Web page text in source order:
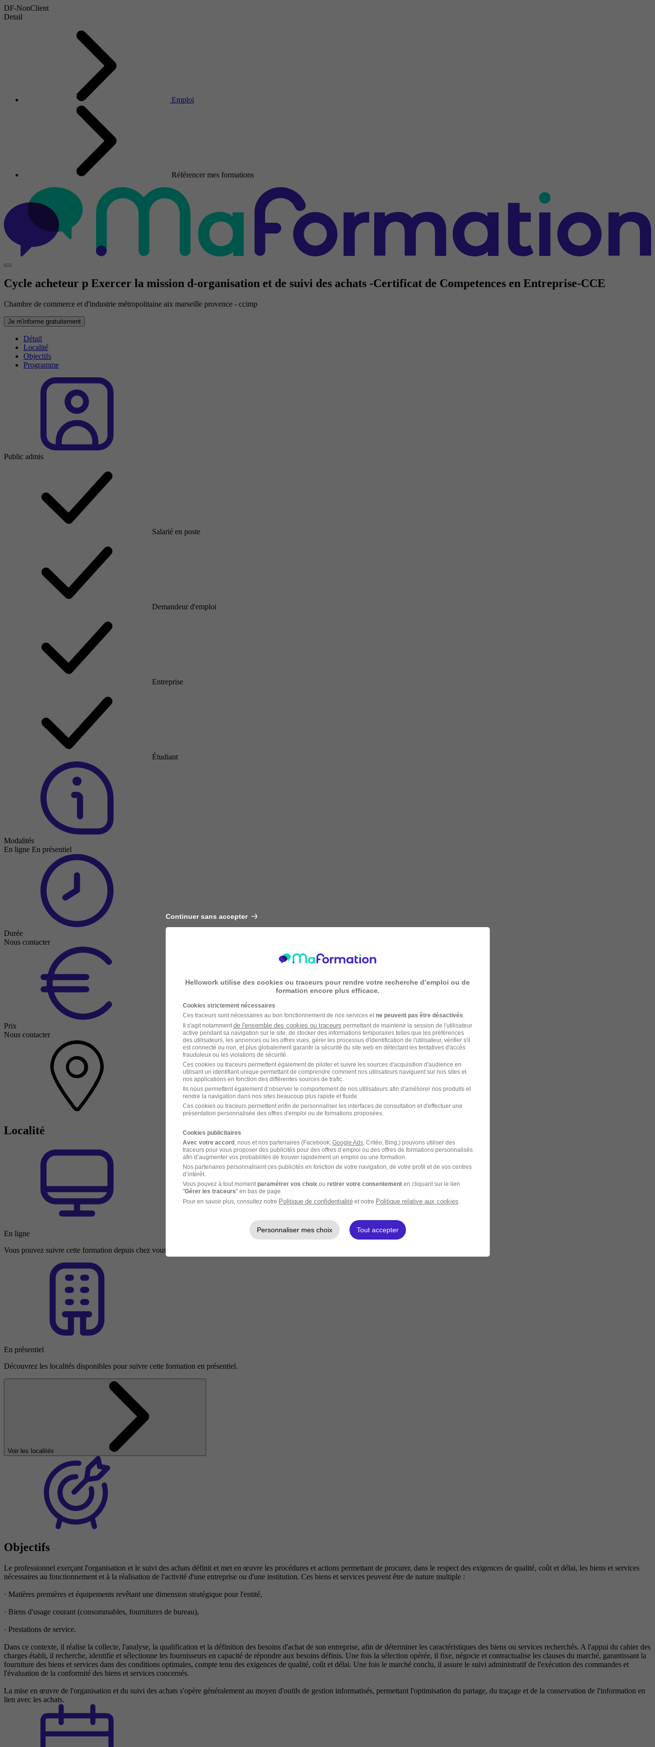
DF-NonClient
Detail
Emploi
Référencer mes formations
Cycle acheteur p Exercer la mission d-organisation et de suivi des achats -Certificat de Competences en Entreprise-CCE
Chambre de commerce et d'industrie métropolitaine aix marseille provence - ccimp
Je m'informe gratuitement
Détail
Localité
Objectifs
Programme
Public admis
Salarié en poste
Demandeur d'emploi
Entreprise
Étudiant
Modalités
En ligne En présentiel
Durée
Nous contacter
Prix
Nous contacter
Localité
En ligne
Vous pouvez suivre cette formation depuis chez vous ou depuis n’importe quel endroit à distance.
En présentiel
Découvrez les localités disponibles pour suivre cette formation en présentiel.
Voir les localités
Objectifs
Le professionnel exerçant l'organisation et le suivi des achats définit et met en œuvre les procédures et actions permettant de procurer, dans le respect des exigences de qualité, coût et délai, les biens et services
nécessaires au fonctionnement et à la réalisation de l'activité d'une entreprise ou d'une institution. Ces biens et services peuvent être de nature multiple :
· Matières premières et équipements revêtant une dimension stratégique pour l'entité,
· Biens d'usage courant (consommables, fournitures de bureau),
· Prestations de service.
Dans ce contexte, il réalise la collecte, l'analyse, la qualification et la définition des besoins d'achat de son entreprise, afin de déterminer les caractéristiques des biens ou services recherchés. A l'appui du cahier des
charges établi, il recherche, identifie et sélectionne les fournisseurs en capacité de répondre aux besoins définis. Une fois la sélection opérée, il fixe, négocie et contractualise les clauses du marché, garantissant la
fourniture des biens et services dans des conditions optimales, compte tenu des exigences de qualité, coût et délai. Une fois le marché conclu, il assure le suivi administratif de l'exécution des commandes et
l'évaluation de la conformité des biens et services concernés.
La mise en œuvre de l'organisation et du suivi des achats s'opère généralement au moyen d'outils de gestion informatisés, permettant l'optimisation du partage, du traçage et de la conservation de l'information en
lien avec les achats.
Continuer sans accepter
Hellowork utilise des cookies ou traceurs pour rendre votre recherche d’emploi ou de
formation encore plus efficace.
Cookies strictement nécessaires
Ces traceurs sont nécessaires au bon fonctionnement de nos services et ne peuvent pas être désactivés
Il s'agit notamment de l'ensemble des cookies ou traceurs permettant de maintenir la session de l'utilisateur
active pendant sa navigation sur le site, de stocker des informations temporaires telles que les préférences
des utilisateurs, les annonces ou les offres vues, gérer les processus d'identification de l'utilisateur, vérifier s'il
est connecté ou non, et plus globalement garantir la sécurité du site web en détectant les tentatives d'accès
frauduleux ou les violations de sécurité.
Ces cookies ou traceurs permettent également de piloter et suivre les sources d'acquisition d'audience en
utilisant un identifiant unique permettant de comprendre comment nos utilisateurs naviguent sur nos sites et
nos applications en fonction des différentes sources de trafic.
Ils nous permettent également d’observer le comportement de nos utilisateurs afin d'améliorer nos produits et
rendre la navigation dans nos sites beaucoup plus rapide et fluide.
Ces cookies ou traceurs permettent enfin de personnaliser les interfaces de consultation et d'effectuer une
présentation personnalisée des offres d'emploi ou de formations proposées.
Cookies publicitaires
Avec votre accord, nous et nos partenaires (Facebook, Google Ads, Critéo, Bing,) pouvons utiliser des
traceurs pour vous proposer des publicités pour des offres d’emploi ou des offres de formations personnalisés
afin d’augmenter vos probabilités de trouver rapidement un emploi ou une formation.
Nos partenaires personnalisent ces publicités en fonction de votre navigation, de votre profil et de vos centres
d’intérêt.
Vous pouvez à tout moment paramétrer vos choix ou retirer votre consentementen cliquant sur le lien
"Gérer les traceurs" en bas de page.
Pour en savoir plus, consultez notre Politique de confidentialitéet notre Politique relative aux cookies
Personnaliser mes choix Tout accepter